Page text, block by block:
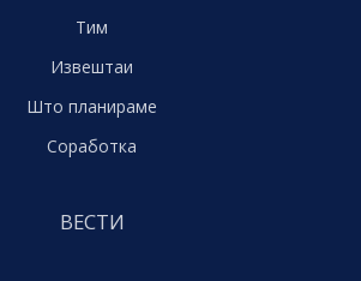
Тим
Извештаи
Што планираме
Соработка
ВЕСТИ